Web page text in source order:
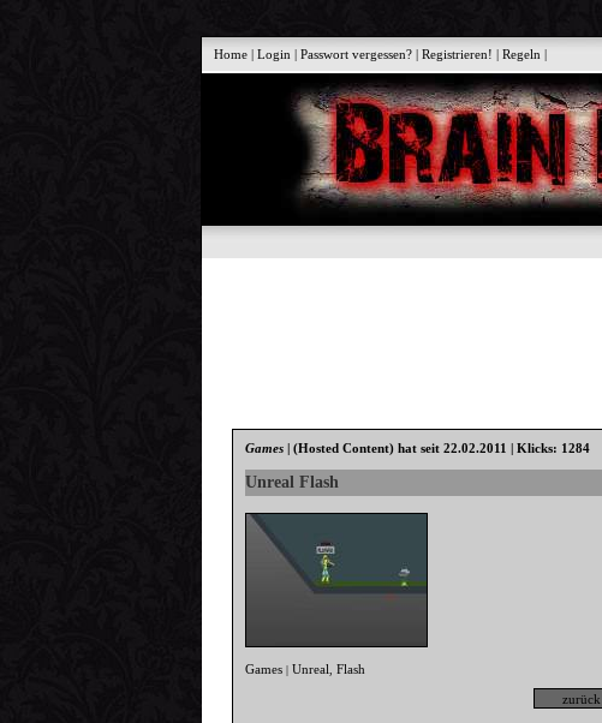
Home |Login |Passwort vergessen? |Registrieren! |Regeln |
Games |(Hosted Content) hat seit 22.02.2011 | Klicks: 1284
Unreal Flash
Games |Unreal ,Flash